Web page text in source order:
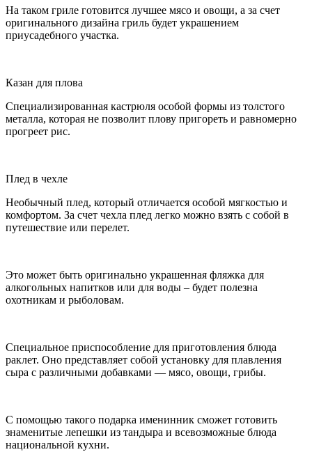
На таком гриле готовится лучшее мясо и овощи, а за счет
оригинального дизайна гриль будет украшением
приусадебного участка.
Казан для плова
Специализированная кастрюля особой формы из толстого
металла, которая не позволит плову пригореть и равномерно
прогреет рис.
Плед в чехле
Необычный плед, который отличается особой мягкостью и
комфортом. За счет чехла плед легко можно взять с собой в
путешествие или перелет.
Это может быть оригинально украшенная фляжка для
алкогольных напитков или для воды – будет полезна
охотникам и рыболовам.
Специальное приспособление для приготовления блюда
раклет. Оно представляет собой установку для плавления
сыра с различными добавками — мясо, овощи, грибы.
С помощью такого подарка именинник сможет готовить
знаменитые лепешки из тандыра и всевозможные блюда
национальной кухни.